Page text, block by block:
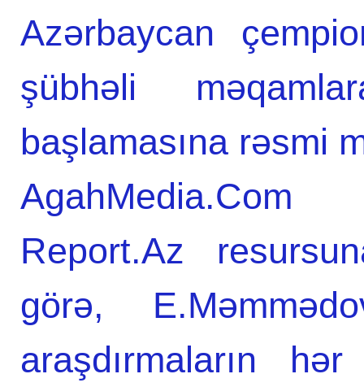
Azərbaycan
şübhəli
başlamasına rəsmi
AgahMedia.Com
Report.Az
görə,
araşdırmaların